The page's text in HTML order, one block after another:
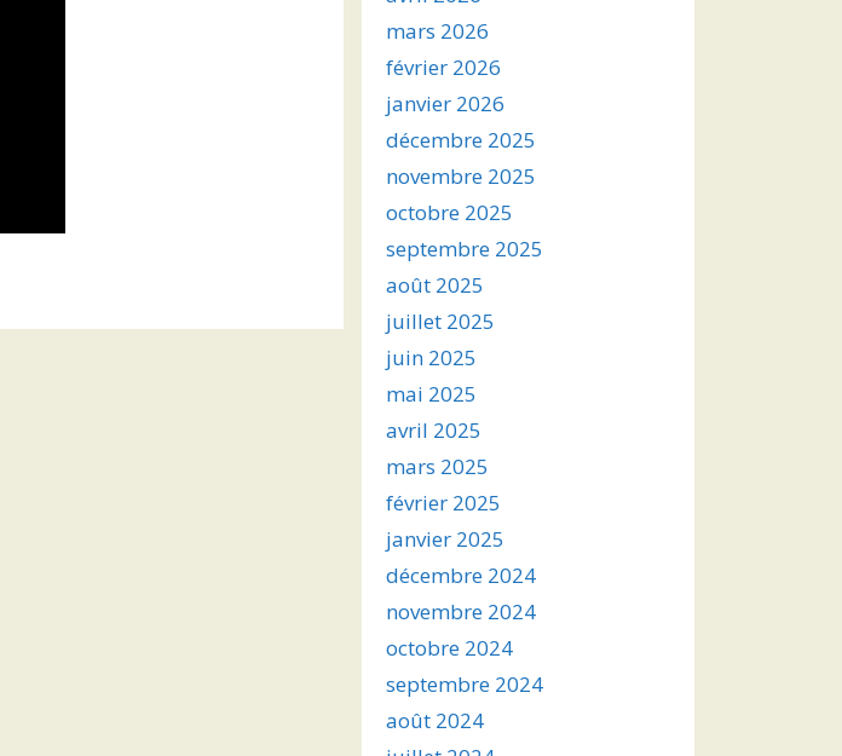
mars 2026
février 2026
janvier 2026
décembre 2025
novembre 2025
octobre 2025
septembre 2025
août 2025
juillet 2025
juin 2025
mai 2025
avril 2025
mars 2025
février 2025
janvier 2025
décembre 2024
novembre 2024
octobre 2024
septembre 2024
août 2024